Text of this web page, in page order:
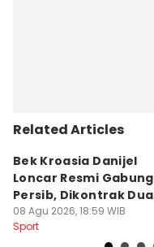
Related Articles
Bek Kroasia Danijel
Loncar Resmi Gabung
Persib, Dikontrak Dua
Musim
08 Agu 2026, 18:59 WIB
Sport